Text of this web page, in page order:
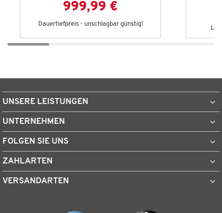
999,99 €
Dauertiefpreis - unschlagbar günstig!
UNSERE LEISTUNGEN
UNTERNEHMEN
FOLGEN SIE UNS
ZAHLARTEN
VERSANDARTEN